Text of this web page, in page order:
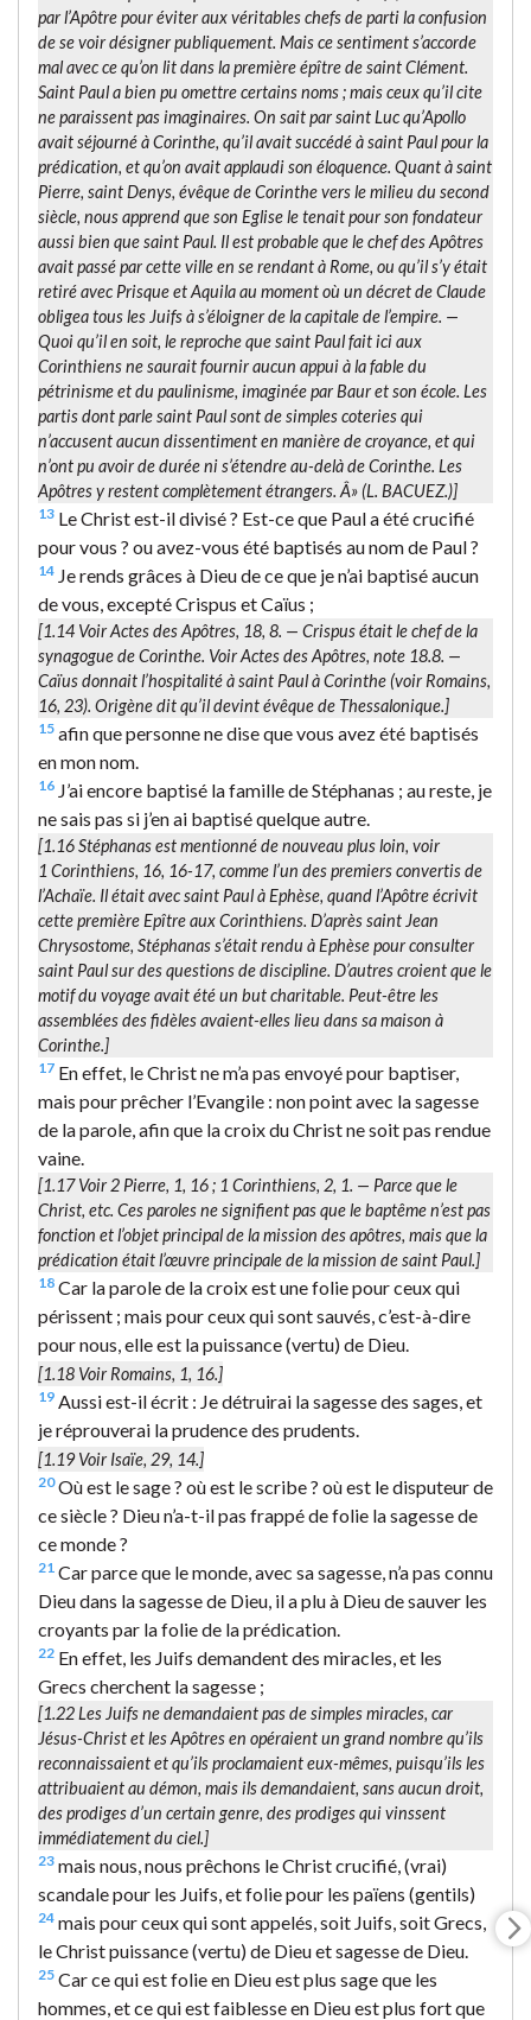
par l’Apôtre pour éviter aux véritables chefs de parti la confusion
de se voir désigner publiquement. Mais ce sentiment s’accorde
mal avec ce qu’on lit dans la première épître de saint Clément.
Saint Paul a bien pu omettre certains noms ; mais ceux qu’il cite
ne paraissent pas imaginaires. On sait par saint Luc qu’Apollo
avait séjourné à Corinthe, qu’il avait succédé à saint Paul pour la
prédication, et qu’on avait applaudi son éloquence. Quant à saint
Pierre, saint Denys, évêque de Corinthe vers le milieu du second
siècle, nous apprend que son Eglise le tenait pour son fondateur
aussi bien que saint Paul. Il est probable que le chef des Apôtres
avait passé par cette ville en se rendant à Rome, ou qu’il s’y était
retiré avec Prisque et Aquila au moment où un décret de Claude
obligea tous les Juifs à s’éloigner de la capitale de l’empire. —
Quoi qu’il en soit, le reproche que saint Paul fait ici aux
Corinthiens ne saurait fournir aucun appui à la fable du
pétrinisme et du paulinisme, imaginée par Baur et son école. Les
partis dont parle saint Paul sont de simples coteries qui
n’accusent aucun dissentiment en manière de croyance, et qui
n’ont pu avoir de durée ni s’étendre au-delà de Corinthe. Les
Apôtres y restent complètement étrangers. Â» (L. BACUEZ.)]
13 Le Christ est-il divisé ? Est-ce que Paul a été crucifié
pour vous ? ou avez-vous été baptisés au nom de Paul ?
14 Je rends grâces à Dieu de ce que je n’ai baptisé aucun
de vous, excepté Crispus et Caïus ;
[1.14 Voir Actes des Apôtres, 18, 8. — Crispusétait le chef de la
synagogue de Corinthe. Voir Actes des Apôtres, note 18.8. —
Caïusdonnait l’hospitalité à saint Paul à Corinthe (voir Romains,
16, 23). Origène dit qu’il devint évêque de Thessalonique.]
15 afin que personne ne dise que vous avez été baptisés
en mon nom.
16 J’ai encore baptisé la famille de Stéphanas ; au reste, je
ne sais pas si j’en ai baptisé quelque autre.
[1.16Stéphanasest mentionné de nouveau plus loin, voir
1 Corinthiens, 16, 16-17, comme l’un des premiers convertis de
l’Achaïe. Il était avec saint Paul à Ephèse, quand l’Apôtre écrivit
cette première Epître aux Corinthiens. D’après saint Jean
Chrysostome, Stéphanas s’était rendu à Ephèse pour consulter
saint Paul sur des questions de discipline. D’autres croient que le
motif du voyage avait été un but charitable. Peut-être les
assemblées des fidèles avaient-elles lieu dans sa maison à
Corinthe.]
17 En effet, le Christ ne m’a pas envoyé pour baptiser,
mais pour prêcher l’Evangile : non point avec la sagesse
de la parole, afin que la croix du Christ ne soit pas rendue
vaine.
[1.17 Voir 2 Pierre, 1, 16 ; 1 Corinthiens, 2, 1. — Parce que le
Christ, etc. Ces paroles ne signifient pas que le baptême n’est pas
fonction et l’objet principal de la mission des apôtres, mais que la
prédication était l’œuvre principale de la mission de saint Paul.]
18 Car la parole de la croix est une folie pour ceux qui
périssent ; mais pour ceux qui sont sauvés, c’est-à-dire
pour nous, elle est la puissance (vertu) de Dieu.
[1.18 Voir Romains, 1, 16.]
19 Aussi est-il écrit : Je détruirai la sagesse des sages, et
je réprouverai la prudence des prudents.
[1.19 Voir Isaïe, 29, 14.]
20Où est le sage ? où est le scribe ? où est le disputeur de
ce siècle ? Dieu n’a-t-il pas frappé de folie la sagesse de
ce monde ?
21 Car parce que le monde, avec sa sagesse, n’a pas connu
Dieu dans la sagesse de Dieu, il a plu à Dieu de sauver les
croyants par la folie de la prédication.
22 En effet, les Juifs demandent des miracles, et les
Grecs cherchent la sagesse ;
[1.22 Les Juifs ne demandaient pas de simples miracles, car
Jésus-Christ et les Apôtres en opéraient un grand nombre qu’ils
reconnaissaient et qu’ils proclamaient eux-mêmes, puisqu’ils les
attribuaient au démon, mais ils demandaient, sans aucun droit,
des prodiges d’un certain genre, des prodiges qui vinssent
immédiatement du ciel.]
23 mais nous, nous prêchons le Christ crucifié, (vrai)
scandale pour les Juifs, et folie pour les païens (gentils)
24 mais pour ceux qui sont appelés, soit Juifs, soit Grecs,
le Christ puissance (vertu) de Dieu et sagesse de Dieu.
25 Car ce qui est folie en Dieu est plus sage que les
hommes, et ce qui est faiblesse en Dieu est plus fort que